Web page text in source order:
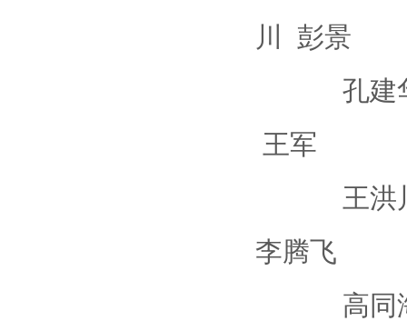
川 彭景
孔建华
王军
王洪川
李腾飞
高同海